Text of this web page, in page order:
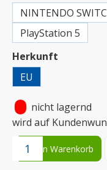
NINTENDO
PlayStation 5
Herkunft
EU
nicht lagernd
wird auf
Produkt Anzahl: Gib
In den Warenkorb